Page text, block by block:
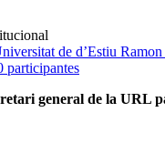
de d’Estiu
participantes
general de la URL